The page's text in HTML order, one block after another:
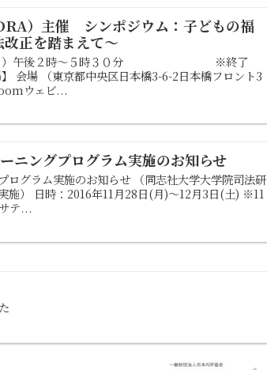
）主催 シンポジウム：子どもの福
正を踏まえて～
（月）午後２時～５時３０分 ※終了
場 （東京都中央区日本橋3-6-2日本橋フロント3
ウェビ...
ニングプログラム実施のお知らせ
ログラム実施のお知らせ （同志社大学大学院司法研
施） 日時：2016年11月28日(月)～12月3日(土) ※11
テ...